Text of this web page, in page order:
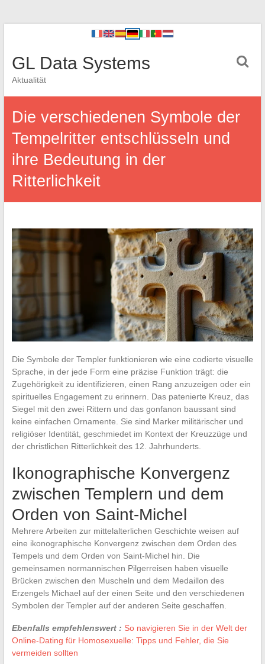
GL Data Systems
Aktualität
Die verschiedenen Symbole der
Tempelritter entschlüsseln und
ihre Bedeutung in der
Ritterlichkeit
Die Symbole der Templer funktionieren wie eine codierte visuelle
Sprache, in der jede Form eine präzise Funktion trägt: die
Zugehörigkeit zu identifizieren, einen Rang anzuzeigen oder ein
spirituelles Engagement zu erinnern. Das patenierte Kreuz, das
Siegel mit den zwei Rittern und das gonfanon baussant sind
keine einfachen Ornamente. Sie sind Marker militärischer und
religiöser Identität, geschmiedet im Kontext der Kreuzzüge und
der christlichen Ritterlichkeit des 12. Jahrhunderts.
Ikonographische Konvergenz
zwischen Templern und dem
Orden von Saint-Michel
Mehrere Arbeiten zur mittelalterlichen Geschichte weisen auf
eine ikonographische Konvergenz zwischen dem Orden des
Tempels und dem Orden von Saint-Michel hin. Die
gemeinsamen normannischen Pilgerreisen haben visuelle
Brücken zwischen den Muscheln und dem Medaillon des
Erzengels Michael auf der einen Seite und den verschiedenen
Symbolen der Templer auf der anderen Seite geschaffen.
Ebenfalls empfehlenswert : So navigieren Sie in der Welt der
Online-Dating für Homosexuelle: Tipps und Fehler, die Sie
vermeiden sollten